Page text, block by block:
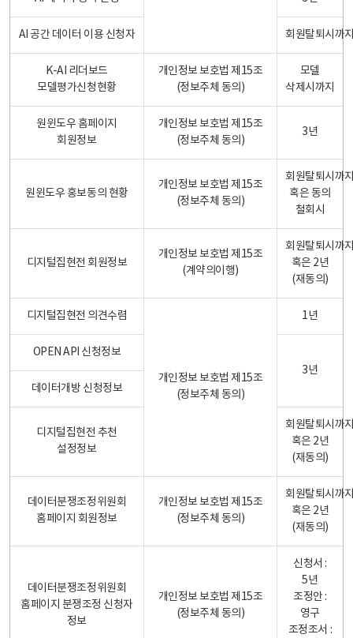
AI 공간 데이터 이용 신청자 회원탈퇴시까
K-AI 리더보드
모델평가신청현황
개인정보 보호법 제15조
(정보주체 동의)
모델
삭제시까지
원윈도우 홈페이지
회원정보
개인정보 보호법 제15조
(정보주체 동의)
3년
원윈도우 홍보동의 현황
개인정보 보호법 제15조
(정보주체 동의)
회원탈퇴시까
혹은 동의
철회시
디지털집현전 회원정보
개인정보 보호법 제15조
(계약의이행)
회원탈퇴시까
혹은 2년
(재동의)
디지털집현전 의견수렴
개인정보 보호법 제15조
(정보주체 동의)
1년
OPEN API 신청정보
3년
데이터개방 신청정보
디지털집현전 추천
설정정보
회원탈퇴시까
혹은 2년
(재동의)
데이터분쟁조정위원회
홈페이지 회원정보
개인정보 보호법 제15조
(정보주체 동의)
회원탈퇴시까
혹은 2년
(재동의)
데이터분쟁조정위원회
홈페이지 분쟁조정 신청자
정보
개인정보 보호법 제15조
(정보주체 동의)
신청서 :
5년
조정안 :
영구
조정조서 :